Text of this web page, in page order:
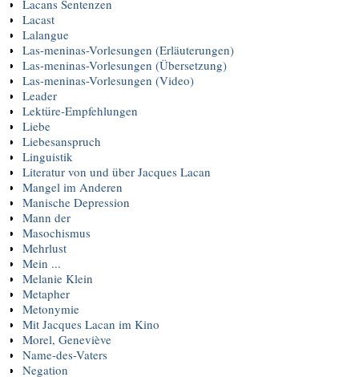
Lacans Sentenzen
Lacast
Lalangue
Las-meninas-Vorlesungen (Erläuterungen)
Las-meninas-Vorlesungen (Übersetzung)
Las-meninas-Vorlesungen (Video)
Leader
Lektüre-Empfehlungen
Liebe
Liebesanspruch
Linguistik
Literatur von und über Jacques Lacan
Mangel im Anderen
Manische Depression
Mann der
Masochismus
Mehrlust
Mein ...
Melanie Klein
Metapher
Metonymie
Mit Jacques Lacan im Kino
Morel, Geneviève
Name-des-Vaters
Negation